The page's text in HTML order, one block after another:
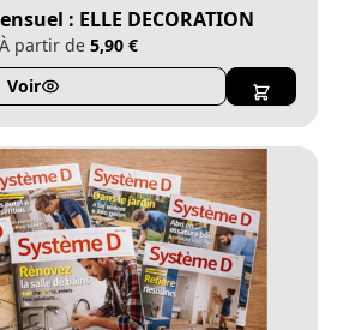
: ELLE DECORATION
À partir de 5,90 €
Voir